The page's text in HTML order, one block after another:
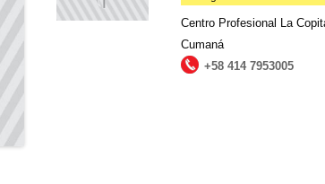
Centro Profesional La
Cumaná
+58 414 7953005